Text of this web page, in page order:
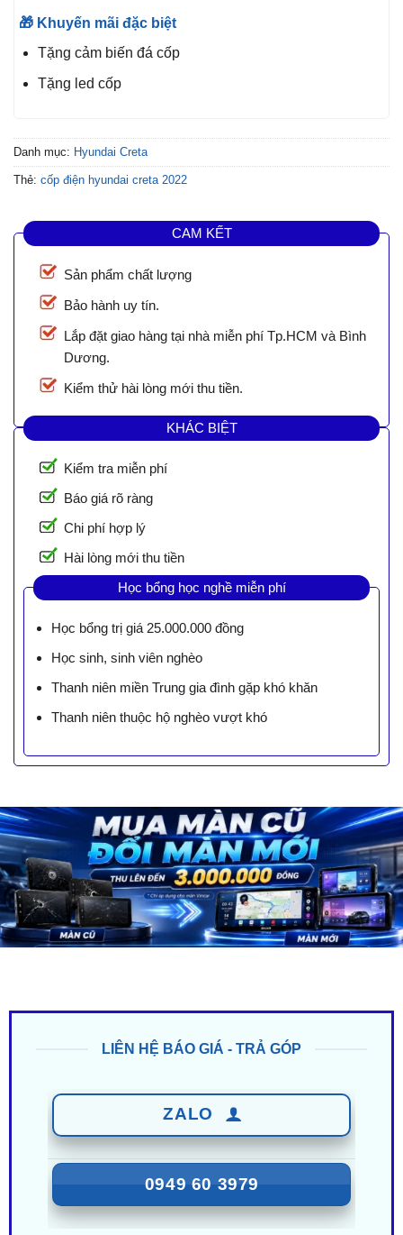
🎁 Khuyến mãi đặc biệt
Tặng cảm biến đá cốp
Tặng led cốp
Danh mục: Hyundai Creta
Thẻ: cốp điện hyundai creta 2022
CAM KẾT
Sản phẩm chất lượng
Bảo hành uy tín.
Lắp đặt giao hàng tại nhà miễn phí Tp.HCM và Bình
Dương.
Kiểm thử hài lòng mới thu tiền.
KHÁC BIỆT
Kiểm tra miễn phí
Báo giá rõ ràng
Chi phí hợp lý
Hài lòng mới thu tiền
Học bổng học nghề miễn phí
Học bổng trị giá 25.000.000 đồng
Học sinh, sinh viên nghèo
Thanh niên miền Trung gia đình gặp khó khăn
Thanh niên thuộc hộ nghèo vượt khó
LIÊN HỆ BÁO GIÁ - TRẢ GÓP
ZALO
0949 60 3979